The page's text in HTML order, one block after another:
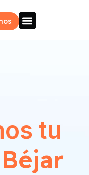
tu
Béjar